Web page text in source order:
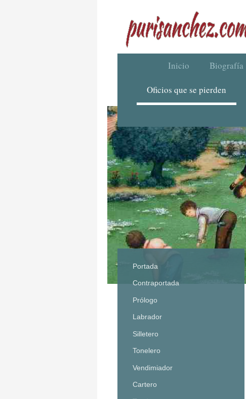
Inicio Biografía
Oficios que se pierden
Portada
Contraportada
Prólogo
Labrador
Silletero
Tonelero
Vendimiador
Cartero